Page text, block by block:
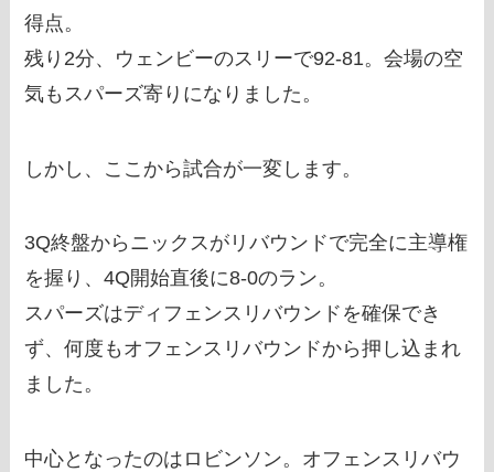
得点。
残り2分、ウェンビーのスリーで92-81。会場の空
気もスパーズ寄りになりました。
しかし、ここから試合が一変します。
3Q終盤からニックスがリバウンドで完全に主導権
を握り、4Q開始直後に8-0のラン。
スパーズはディフェンスリバウンドを確保でき
ず、何度もオフェンスリバウンドから押し込まれ
ました。
中心となったのはロビンソン。オフェンスリバウ